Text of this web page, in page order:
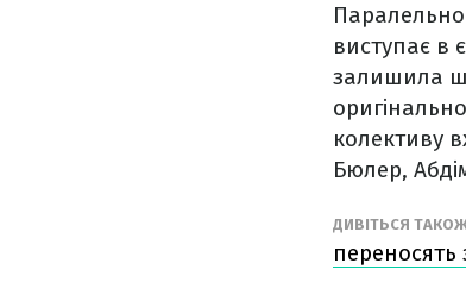
Паралельно
виступає в
залишила
колективу
Бюлер,
ДИВІТЬСЯ
переносять